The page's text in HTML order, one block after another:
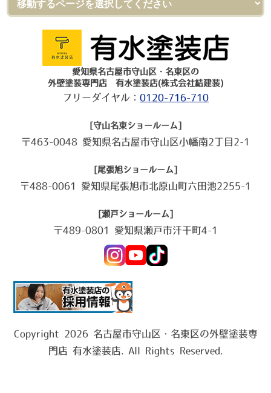
愛知県名古屋市守山区・名東区の
外壁塗装専門店 有水塗装店(株式会社結建装)
フリーダイヤル： 0120-716-710
[守山名東ショールーム]
〒463-0048 愛知県名古屋市守山区小幡南2丁目2-1
[尾張旭ショールーム]
〒488-0061 愛知県尾張旭市北原山町六田池2255-1
[瀬戸ショールーム]
〒489-0801 愛知県瀬戸市汗干町4-1
Copyright 2026 名古屋市守山区・名東区の外壁塗装専
門店 有水塗装店. All Rights Reserved.